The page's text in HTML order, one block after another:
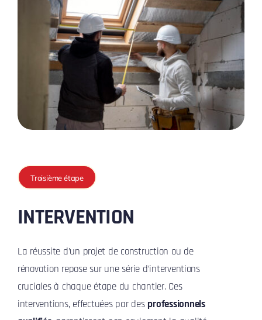
Troisième étape
INTERVENTION
La réussite d’un projet de construction ou de
rénovation repose sur une série d’interventions
cruciales à chaque étape du chantier. Ces
interventions, effectuées par des professionnels